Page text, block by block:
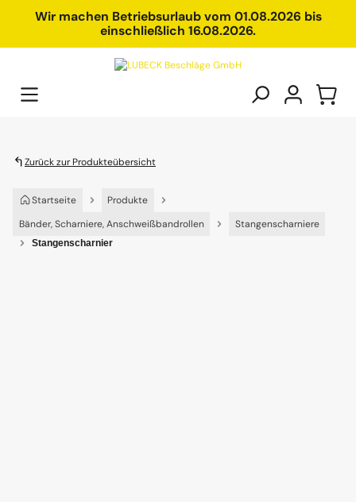
springenWir machen Betriebsurlaub vom 01.08.2026 bis
einschließlich 16.08.2026.
Zurück zur Produkteübersicht
Startseite
Produkte
Bänder, Scharniere, Anschweißbandrollen
Stangenscharniere
Stangenscharnier